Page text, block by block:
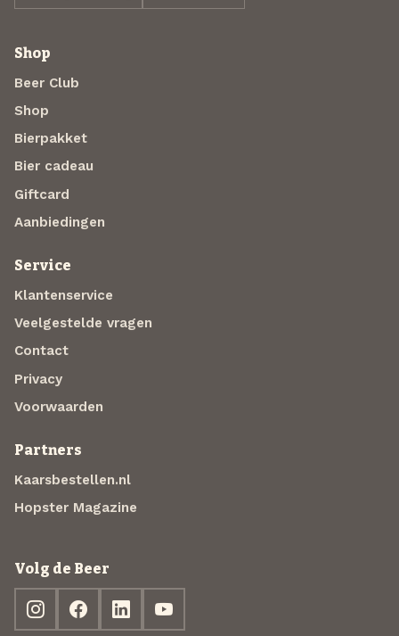
Shop
Beer Club
Shop
Bierpakket
Bier cadeau
Giftcard
Aanbiedingen
Service
Klantenservice
Veelgestelde vragen
Contact
Privacy
Voorwaarden
Partners
Kaarsbestellen.nl
Hopster Magazine
Volg de Beer